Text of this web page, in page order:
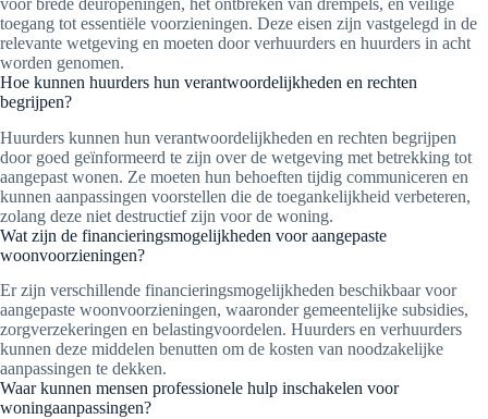
toegang tot essentiële voorzieningen. Deze eisen zijn vastgelegd in de
relevante wetgeving en moeten door verhuurders en huurders in acht
worden genomen.
Hoe kunnen huurders hun verantwoordelijkheden en rechten
begrijpen?
Huurders kunnen hun verantwoordelijkheden en rechten begrijpen
door goed geïnformeerd te zijn over de wetgeving met betrekking tot
aangepast wonen. Ze moeten hun behoeften tijdig communiceren en
kunnen aanpassingen voorstellen die de toegankelijkheid verbeteren,
zolang deze niet destructief zijn voor de woning.
Wat zijn de financieringsmogelijkheden voor aangepaste
woonvoorzieningen?
Er zijn verschillende financieringsmogelijkheden beschikbaar voor
aangepaste woonvoorzieningen, waaronder gemeentelijke subsidies,
zorgverzekeringen en belastingvoordelen. Huurders en verhuurders
kunnen deze middelen benutten om de kosten van noodzakelijke
aanpassingen te dekken.
Waar kunnen mensen professionele hulp inschakelen voor
woningaanpassingen?